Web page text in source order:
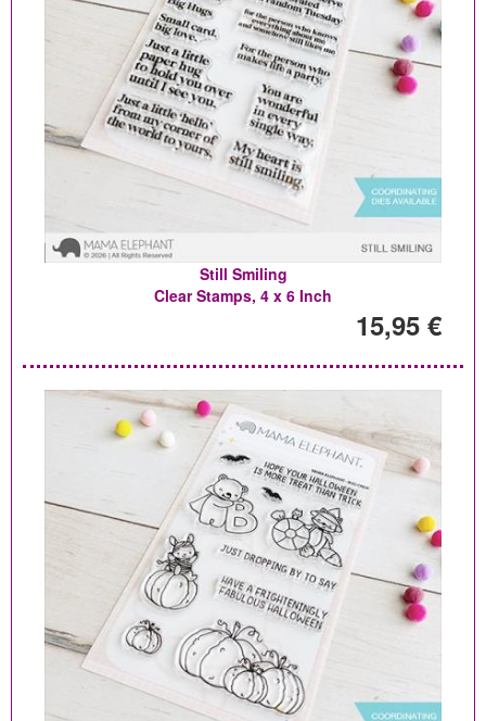
Still Smiling
Clear Stamps, 4 x 6 Inch
15,95 €